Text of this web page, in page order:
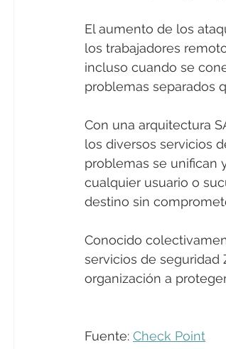
El aumento de los
los trabajadores
incluso cuando se
problemas separados
Con una arquitectura
los diversos servicios
problemas se unifican
cualquier usuario o
destino sin
Conocido
servicios de seguridad
organización a
Fuente: Check Point